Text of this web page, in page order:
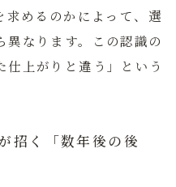
求めるのか によって、選
異なります。この認識の
上がりと違う」という
招く「数年後の後